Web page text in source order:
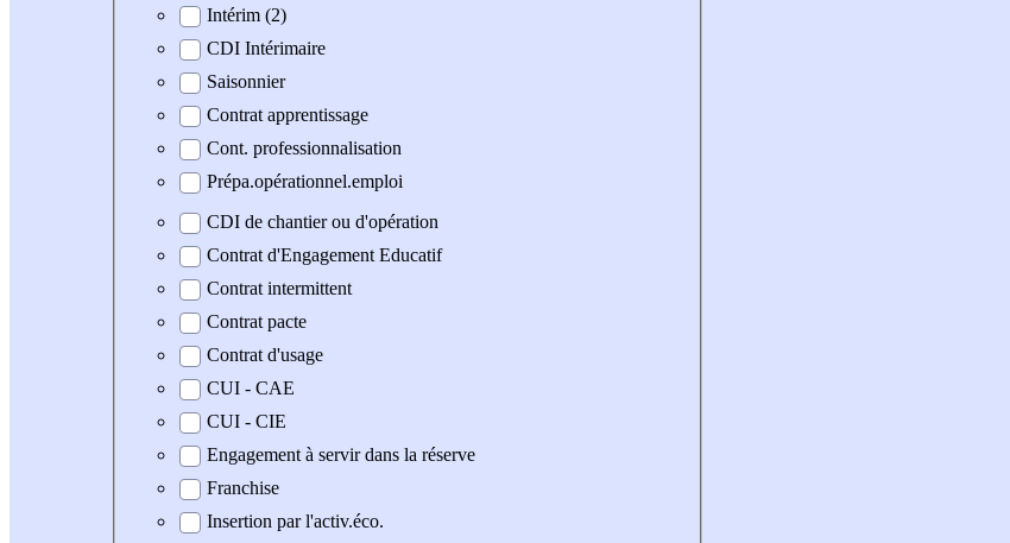
Intérim (2)
CDI Intérimaire
Saisonnier
Contrat apprentissage
Cont. professionnalisation
Prépa.opérationnel.emploi
CDI de chantier ou d'opération
Contrat d'Engagement Educatif
Contrat intermittent
Contrat pacte
Contrat d'usage
CUI - CAE
CUI - CIE
Engagement à servir dans la réserve
Franchise
Insertion par l'activ.éco.